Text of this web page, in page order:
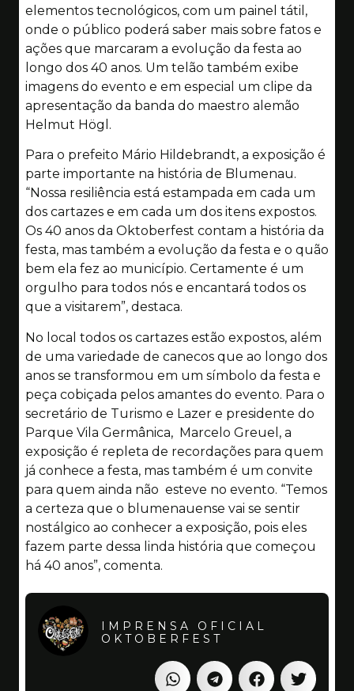
elementos tecnológicos, com um painel tátil,
onde o público poderá saber mais sobre fatos e
ações que marcaram a evolução da festa ao
longo dos 40 anos. Um telão também exibe
imagens do evento e em especial um clipe da
apresentação da banda do maestro alemão
Helmut Högl.
Para o prefeito Mário Hildebrandt, a exposição é
parte importante na história de Blumenau.
“Nossa resiliência está estampada em cada um
dos cartazes e em cada um dos itens expostos.
Os 40 anos da Oktoberfest contam a história da
festa, mas também a evolução da festa e o quão
bem ela fez ao município. Certamente é um
orgulho para todos nós e encantará todos os
que a visitarem”, destaca.
No local todos os cartazes estão expostos, além
de uma variedade de canecos que ao longo dos
anos se transformou em um símbolo da festa e
peça cobiçada pelos amantes do evento. Para o
secretário de Turismo e Lazer e presidente do
Parque Vila Germânica, Marcelo Greuel, a
exposição é repleta de recordações para quem
já conhece a festa, mas também é um convite
para quem ainda não esteve no evento. “Temos
a certeza que o blumenauense vai se sentir
nostálgico ao conhecer a exposição, pois eles
fazem parte dessa linda história que começou
há 40 anos”, comenta.
IMPRENSA OFICIAL
OKTOBERFEST